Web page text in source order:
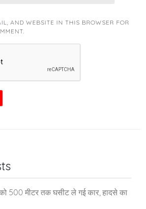
AND WEBSITE IN THIS BROWSER FOR
500 मीटर तक घसीट ले गई कार, हादसे का